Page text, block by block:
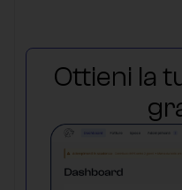
Ottieni la